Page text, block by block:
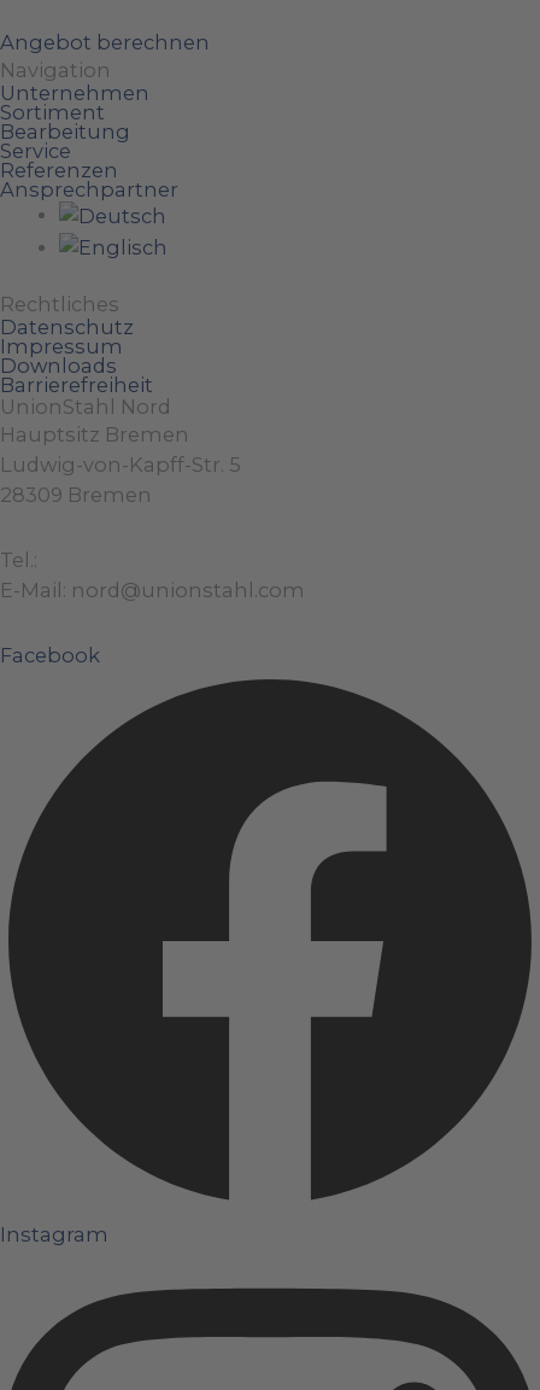
Angebot berechnen
Navigation
Unternehmen
Sortiment
Bearbeitung
Service
Referenzen
Ansprechpartner
Rechtliches
Datenschutz
Impressum
Downloads
Barrierefreiheit
UnionStahl Nord
Hauptsitz Bremen
Ludwig-von-Kapff-Str. 5
28309 Bremen
Tel.:
E-Mail: nord@unionstahl.com
Facebook
Instagram